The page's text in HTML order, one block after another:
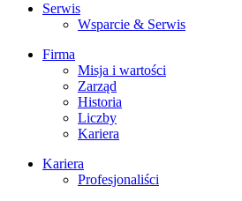
Serwis
Wsparcie & Serwis
Firma
Misja i wartości
Zarząd
Historia
Liczby
Kariera
Kariera
Profesjonaliści